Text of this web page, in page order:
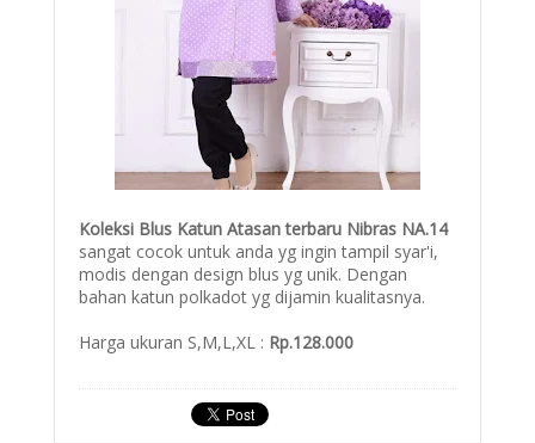
Koleksi Blus Katun Atasan terbaru Nibras NA.14
sangat cocok untuk anda yg ingin tampil syar'i,
modis dengan design blus yg unik. Dengan
bahan katun polkadot yg dijamin kualitasnya.
Harga ukuran S,M,L,XL : Rp.128.000